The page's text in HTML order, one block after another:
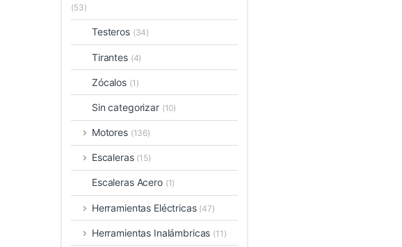
(53)
Testeros (34)
Tirantes (4)
Zócalos (1)
Sin categorizar (10)
Motores (136)
Escaleras (15)
Escaleras Acero (1)
Herramientas Eléctricas (47)
Herramientas Inalámbricas (11)